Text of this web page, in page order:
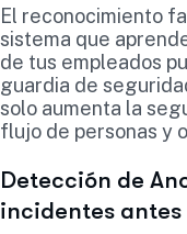
El reconocimiento
sistema que
de tus empleados
guardia de
solo aumenta la
flujo de personas y
Detección de
incidentes